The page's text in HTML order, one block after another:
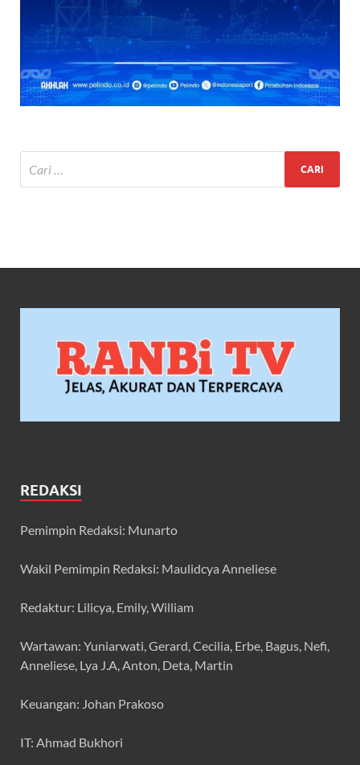
REDAKSI
Pemimpin Redaksi: Munarto
Wakil Pemimpin Redaksi: Maulidcya Anneliese
Redaktur: Lilicya, Emily, William
Wartawan: Yuniarwati, Gerard, Cecilia, Erbe, Bagus, Nefi,
Anneliese, Lya J.A, Anton, Deta, Martin
Keuangan: Johan Prakoso
IT: Ahmad Bukhori